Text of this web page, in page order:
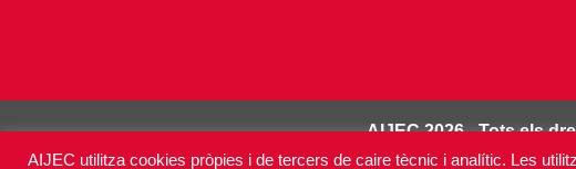
AIJEC 2026 - Tots els
AIJEC utilitza cookies pròpies i de tercers de caire tècnic i analític. Les